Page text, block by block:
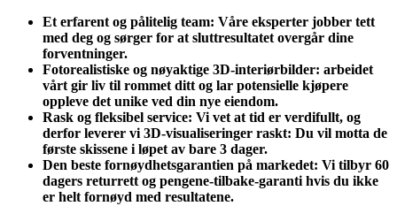
Et erfarent og pålitelig team: Våre eksperter jobber tett
med deg og sørger for at sluttresultatet overgår dine
forventninger.
Fotorealistiske og nøyaktige 3D-interiørbilder: arbeidet
vårt gir liv til rommet ditt og lar potensielle kjøpere
oppleve det unike ved din nye eiendom.
Rask og fleksibel service: Vi vet at tid er verdifullt, og
derfor leverer vi 3D-visualiseringer raskt: Du vil motta de
første skissene i løpet av bare 3 dager.
Den beste fornøydhetsgarantien på markedet: Vi tilbyr 60
dagers returrett og pengene-tilbake-garanti hvis du ikke
er helt fornøyd med resultatene.